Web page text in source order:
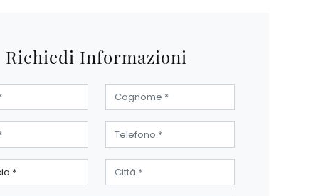
Richiedi Informazioni